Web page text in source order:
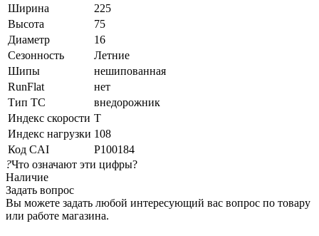
Ширина
225
Высота
75
Диаметр
16
Сезонность
Летние
Шипы
нешипованная
RunFlat
нет
Тип ТС
внедорожник
Индекс скорости T
Индекс нагрузки 108
Код CAI
P100184
?Что означают эти цифры?
Наличие
Задать вопрос
Вы можете задать любой интересующий вас вопрос по товару
или работе магазина.